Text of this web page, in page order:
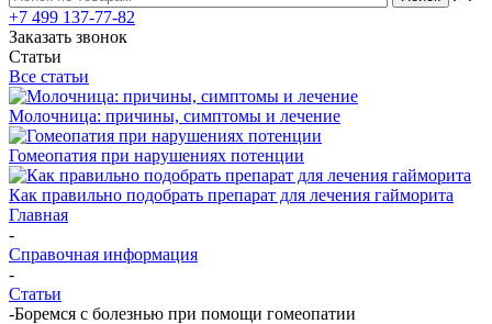
+7 499 137-77-82
Заказать звонок
Статьи
Все статьи
Молочница: причины, симптомы и лечение
Гомеопатия при нарушениях потенции
Как правильно подобрать препарат для лечения гайморита
Главная
-
Справочная информация
-
Статьи
-Боремся с болезнью при помощи гомеопатии